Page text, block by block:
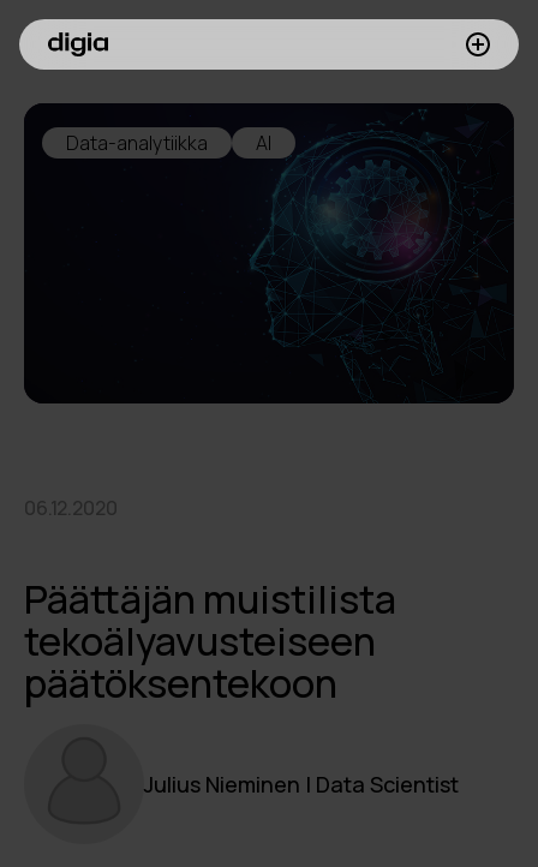
Palvelumme
Digia yrityksenä
Meille töihin
Data-analytiikka AI
06.12.2020
Päättäjän muistilista
tekoälyavusteiseen
päätöksentekoon
Julius Nieminen | Data Scientist